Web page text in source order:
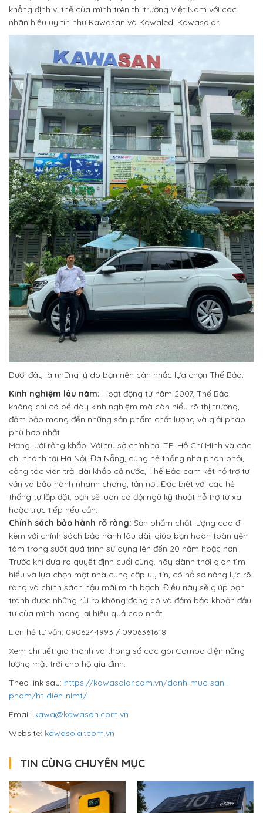
khẳng định vị thế của mình trên thị trường Việt Nam với các
nhãn hiệu uy tín như Kawasan và Kawaled, Kawasolar.
Dưới đây là những lý do bạn nên cân nhắc lựa chọn Thế Bảo:
Kinh nghiệm lâu năm: Hoạt động từ năm 2007, Thế Bảo
không chỉ có bề dày kinh nghiệm mà còn hiểu rõ thị trường,
đảm bảo mang đến những sản phẩm chất lượng và giải pháp
phù hợp nhất.
Mạng lưới rộng khắp: Với trụ sở chính tại TP. Hồ Chí Minh và các
chi nhánh tại Hà Nội, Đà Nẵng, cùng hệ thống nhà phân phối,
cộng tác viên trải dài khắp cả nước, Thế Bảo cam kết hỗ trợ tư
vấn và bảo hành nhanh chóng, tận nơi. Đặc biệt với các hệ
thống tự lắp đặt, bạn sẽ luôn có đội ngũ kỹ thuật hỗ trợ từ xa
hoặc trực tiếp nếu cần.
Chính sách bảo hành rõ ràng: Sản phẩm chất lượng cao đi
kèm với chính sách bảo hành lâu dài, giúp bạn hoàn toàn yên
tâm trong suốt quá trình sử dụng lên đến 20 năm hoặc hơn.
Trước khi đưa ra quyết định cuối cùng, hãy dành thời gian tìm
hiểu và lựa chọn một nhà cung cấp uy tín, có hồ sơ năng lực rõ
ràng và chính sách hậu mãi minh bạch. Điều này sẽ giúp bạn
tránh được những rủi ro không đáng có và đảm bảo khoản đầu
tư của mình mang lại hiệu quả cao nhất.
Liên hệ tư vấn: 0906244993 / 0906361618
Xem chi tiết giá thành và thông số các gói Combo điện năng
lượng mặt trời cho hộ gia đình:
Theo link sau: https://kawasolar.com.vn/danh-muc-san-
pham/ht-dien-nlmt/
Email: kawa@kawasan.com.vn
Website: kawasolar.com.vn
TIN CÙNG CHUYÊN MỤC